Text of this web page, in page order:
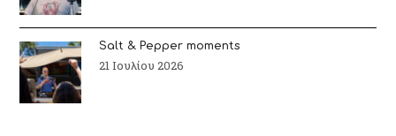
Salt & Pepper moments
21 Ιουλίου 2026